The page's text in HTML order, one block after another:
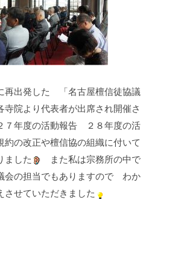
出発した
「名古屋檀信徒協議
院より代表者が出席され開催さ
年度の活動報告 ２８年度の活
の改正や檀信協の組織に付いて
ました
また私は宗務所の中で
の担当でもありますので わか
させていただきました